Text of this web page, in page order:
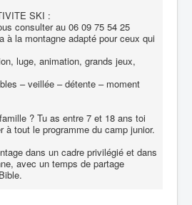
SKI :
consulter au 06 09 75 54 25
à la montagne adapté pour ceux qui
luge, animation, grands jeux,
– veillée – détente – moment
? Tu as entre 7 et 18 ans toi
à tout le programme du camp junior.
dans un cadre privilégié et dans
avec un temps de partage